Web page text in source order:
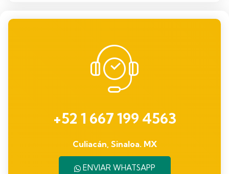
+52 1 667 199 4563
Culiacán, Sinaloa. MX
ENVIAR WHATSAPP